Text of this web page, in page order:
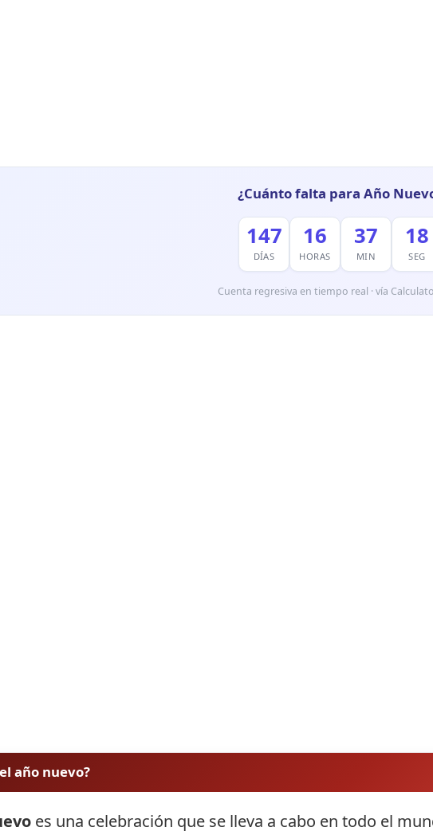
¿Cuánto falta para Año
147
DÍAS
16
HORAS
37
MIN
17
SEG
Cuenta regresiva en tiempo real · vía
año nuevo?
es una celebración que se lleva a cabo en todo el